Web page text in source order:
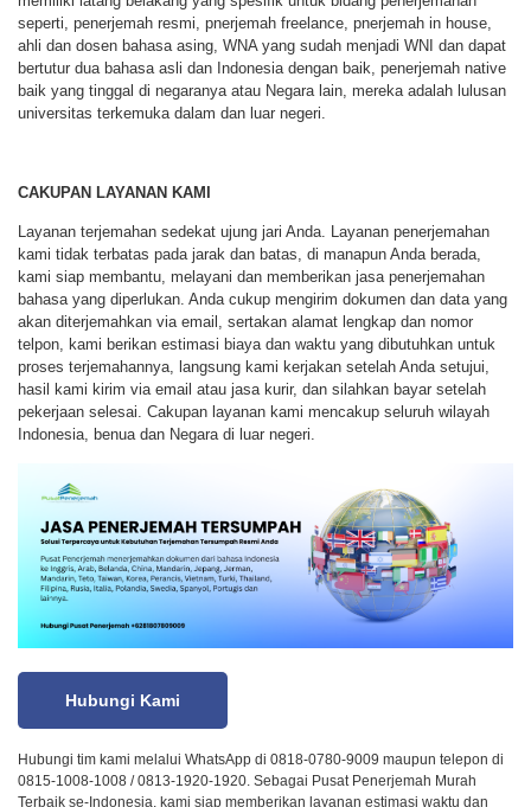
seperti, penerjemah resmi, pnerjemah freelance, pnerjemah in house,
ahli dan dosen bahasa asing, WNA yang sudah menjadi WNI dan dapat
bertutur dua bahasa asli dan Indonesia dengan baik, penerjemah native
baik yang tinggal di negaranya atau Negara lain, mereka adalah lulusan
universitas terkemuka dalam dan luar negeri.
CAKUPAN LAYANAN KAMI
Layanan terjemahan sedekat ujung jari Anda. Layanan penerjemahan
kami tidak terbatas pada jarak dan batas, di manapun Anda berada,
kami siap membantu, melayani dan memberikan jasa penerjemahan
bahasa yang diperlukan. Anda cukup mengirim dokumen dan data yang
akan diterjemahkan via email, sertakan alamat lengkap dan nomor
telpon, kami berikan estimasi biaya dan waktu yang dibutuhkan untuk
proses terjemahannya, langsung kami kerjakan setelah Anda setujui,
hasil kami kirim via email atau jasa kurir, dan silahkan bayar setelah
pekerjaan selesai. Cakupan layanan kami mencakup seluruh wilayah
Indonesia, benua dan Negara di luar negeri.
Hubungi Kami
Hubungi tim kami melalui WhatsApp di 0818-0780-9009 maupun telepon di
0815-1008-1008 / 0813-1920-1920. Sebagai Pusat Penerjemah Murah
Terbaik se-Indonesia, kami siap memberikan layanan estimasi waktu dan